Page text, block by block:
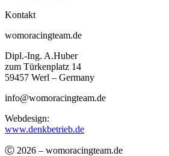
Kontakt
womoracingteam.de
Dipl.-Ing. A.Huber
zum Türkenplatz 14
59457 Werl – Germany
info@womoracingteam.de
Webdesign:
www.denkbetrieb.de
Ⓒ 2026 – womoracingteam.de